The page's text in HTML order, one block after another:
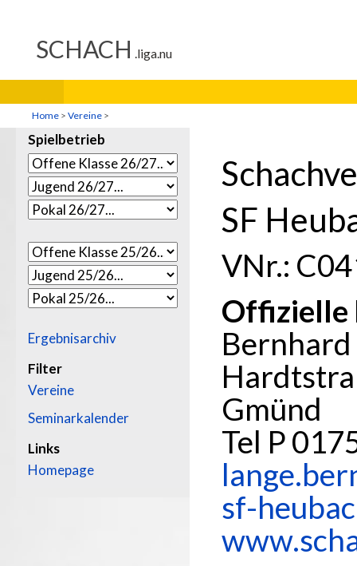
Home > Vereine >
Spielbetrieb
Ergebnisarchiv
Filter
Vereine
Seminarkalender
Links
Homepage
SF
VNr.:
Offizielle
Bernhard
Gmünd
Tel P
sf-